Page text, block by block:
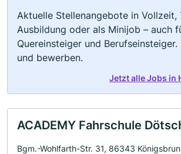
Aktuelle Stellenangebote in Vollzeit,
Ausbildung oder als Minijob – auch
Quereinsteiger und
und bewerben.
Jetzt alle Jobs in
ACADEMY Fahrschule
Bgm.-Wohlfarth-Str. 31, 86343